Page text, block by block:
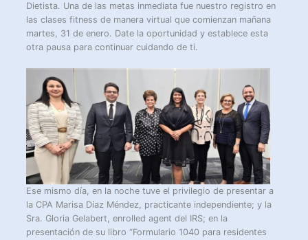
Dietista. Una de las metas inmediata fue nuestro registro en
las clases fitness de manera virtual que comienzan mañana
martes, 31 de enero. Date la oportunidad y establece esta
otra pausa para continuar cuidando de ti.
Ese mismo día, en la noche tuve el privilegio de presentar a
la CPA Marisa Díaz Méndez, practicante independiente; y la
Sra. Gloria Gelabert, enrolled agent del IRS; en la
presentación de su libro “Formulario 1040 para residentes